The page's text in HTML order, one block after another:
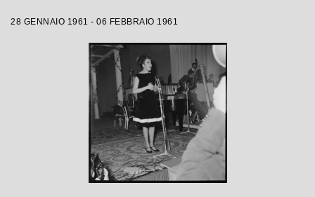
28 GENNAIO 1961 - 06 FEBBRAIO 1961